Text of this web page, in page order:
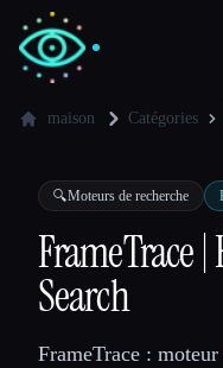
💻Développeurs
maison Catégories
🔍Moteurs de recherche
FrameTrace |
Search
FrameTrace :